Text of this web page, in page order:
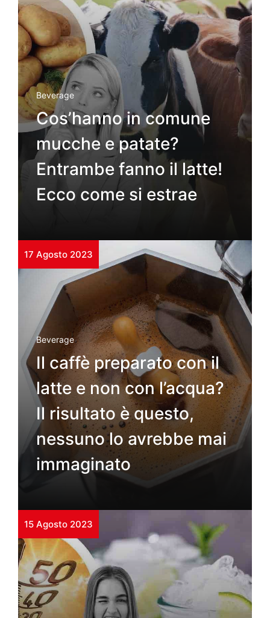
Beverage
Cos’hanno in comune
mucche e patate?
Entrambe fanno il latte!
Ecco come si estrae
17 Agosto 2023
Beverage
Il caffè preparato con il
latte e non con l’acqua?
Il risultato è questo,
nessuno lo avrebbe mai
immaginato
15 Agosto 2023